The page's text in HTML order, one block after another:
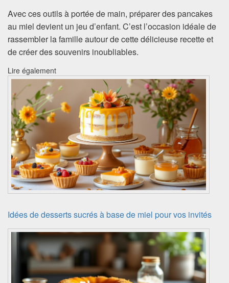
Avec ces outils à portée de main, préparer des pancakes
au miel devient un jeu d’enfant. C’est l’occasion idéale de
rassembler la famille autour de cette délicieuse recette et
de créer des souvenirs inoubliables.
Lire également
Idées de desserts sucrés à base de miel pour vos invités